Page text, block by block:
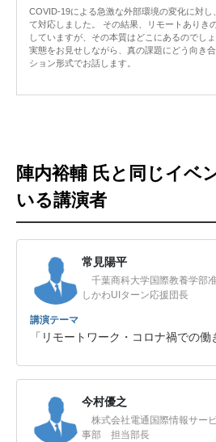
COVID-19による急激な外部環境の変化に対し
て対応しました。 その結果、リモートありき
していますが、その本質はどこにあるのでし
実態をお見せしながら、真の課題にどう向き
ション形式でお話します。
陣内裕輔 氏と同じイベ
いる講演者
常見陽平
千葉商科大学国際教養学部
しかわUIターン応援団長
講演テーマ
「リモートワーク・コロナ禍での働
今村優之
株式会社電通国際情報サー
事部 担当部長